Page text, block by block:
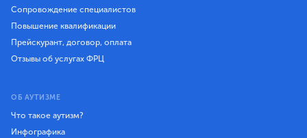
Сопровождение специалистов
Повышение квалификации
Прейскурант, договор, оплата
Отзывы об услугах ФРЦ
ОБ АУТИЗМЕ
Что такое аутизм?
Инфографика